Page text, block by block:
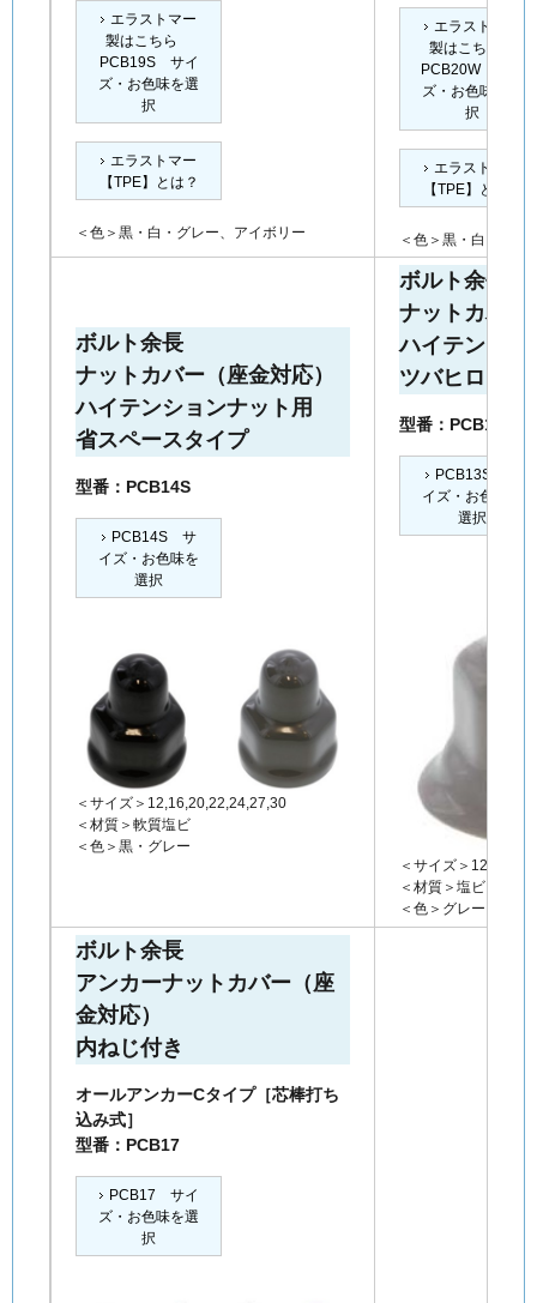
エラストマー
製はこちら
PCB19S サイ
ズ・お色味を選
択
エラストマー
【TPE】とは？
＜色＞黒・白・グレー、アイボリー
エラストマー
製はこちら
PCB20W サイ
ズ・お色味を選
択
エラストマー
【TPE】とは？
＜色＞黒・白・グレ
ボルト余長
ナットカバー（座金対応）
ハイテンションナット用
省スペースタイプ
型番：PCB14S
PCB14S サ
イズ・お色味を
選択
＜サイズ＞12,16,20,22,24,27,30
＜材質＞軟質塩ビ
＜色＞黒・グレー
ボルト余長
ナットカバー
ハイテンショ
ツバヒロタイ
型番：PCB13S
PCB13S サ
イズ・お色味を
選択
＜サイズ＞
＜材質＞塩ビ
＜色＞グレー
ボルト余長
アンカーナットカバー（座
金対応）
内ねじ付き
オールアンカーCタイプ［芯棒打ち
込み式］
型番：PCB17
PCB17 サイ
ズ・お色味を選
択